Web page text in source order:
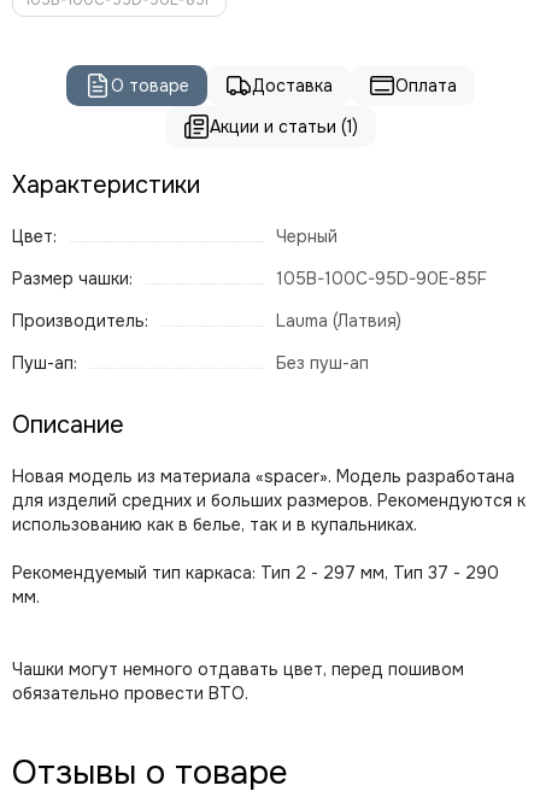
О товаре Доставка
Оплата
Акции и статьи (1)
Характеристики
Цвет:
Черный
Размер чашки:
105B-100C-95D-90E-85F
Производитель:
Lauma (Латвия)
Пуш-ап:
Без пуш-ап
Описание
Новая модель из материала «spacer». Модель разработана
для изделий средних и больших размеров. Рекомендуются к
использованию как в белье, так и в купальниках.
Рекомендуемый тип каркаса: Тип 2 - 297 мм, Тип 37 - 290
мм.
Чашки могут немного отдавать цвет, перед пошивом
обязательно провести ВТО.
Отзывы о товаре